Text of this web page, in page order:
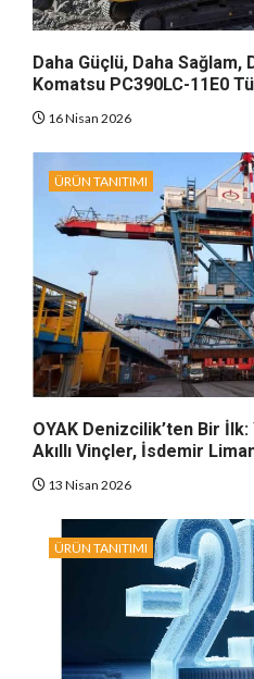
Daha Güçlü, Daha Sağlam,
Komatsu PC390LC-11E0
16 Nisan 2026
ÜRÜN TANITIMI
OYAK Denizcilik’ten Bir
Akıllı Vinçler, İsdemir
13 Nisan 2026
ÜRÜN TANITIMI